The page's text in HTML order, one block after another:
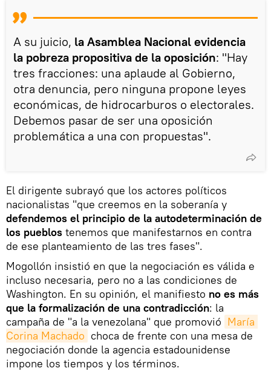
A su juicio, la Asamblea Nacional evidencia
la pobreza propositiva de la oposición: "Hay
tres fracciones: una aplaude al Gobierno,
otra denuncia, pero ninguna propone leyes
económicas, de hidrocarburos o electorales.
Debemos pasar de ser una oposición
problemática a una con propuestas".
El dirigente subrayó que los actores políticos
nacionalistas "que creemos en la soberanía y
defendemos el principio de la autodeterminación de
los pueblos tenemos que manifestarnos en contra
de ese planteamiento de las tres fases".
Mogollón insistió en que la negociación es válida e
incluso necesaria, pero no a las condiciones de
Washington. En su opinión, el manifiesto no es más
que la formalización de una contradicción: la
campaña de "a la venezolana" que promovió María
Corina Machado choca de frente con una mesa de
negociación donde la agencia estadounidense
impone los tiempos y los términos.